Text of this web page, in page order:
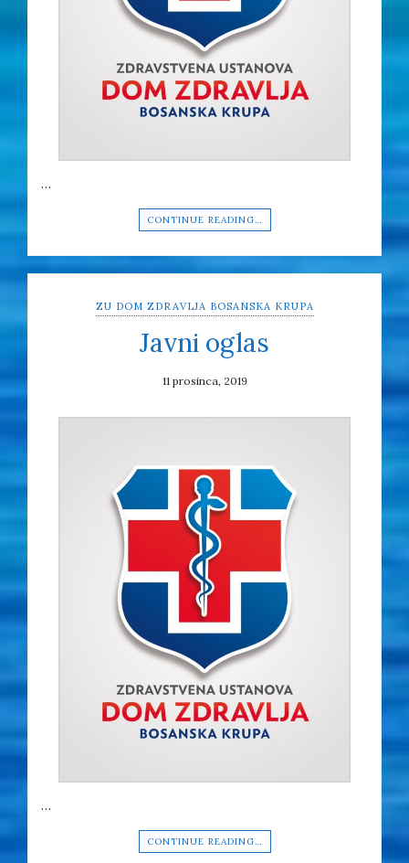
…
CONTINUE READING…
ZU DOM ZDRAVLJA BOSANSKA KRUPA
Javni oglas
11 prosinca, 2019
…
CONTINUE READING…